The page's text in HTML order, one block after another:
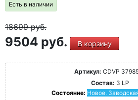
Есть в наличии
18699руб.
9504 руб. В корзину
Артикул: CDVP
Состав: 3 LP
Состояние: Новое.